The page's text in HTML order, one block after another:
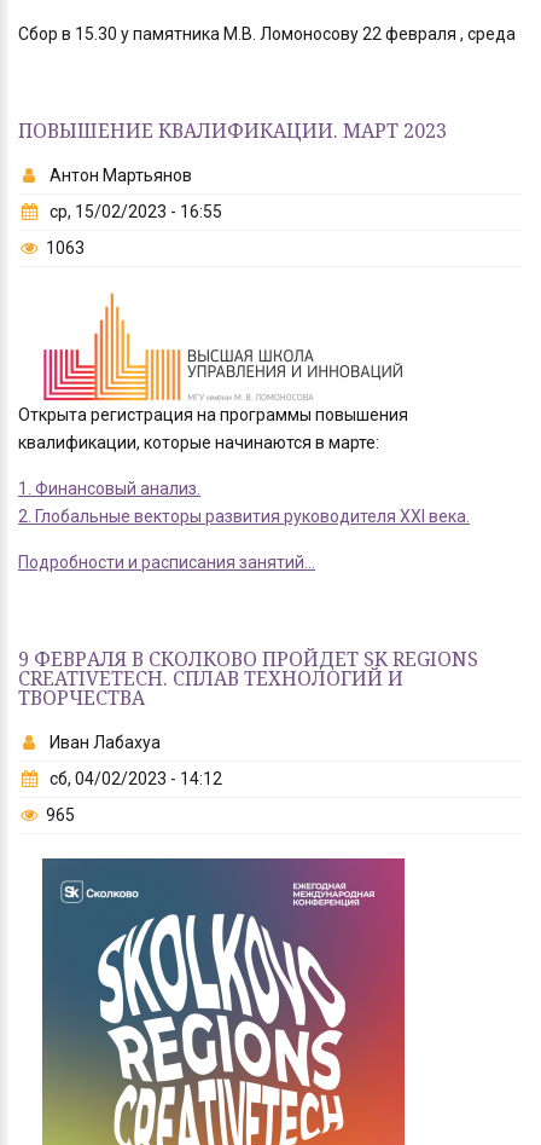
Сбор в 15.30 у памятника М.В. Ломоносову 22 февраля , среда
ПОВЫШЕНИЕ КВАЛИФИКАЦИИ. МАРТ 2023
Антон Мартьянов
ср, 15/02/2023 - 16:55
1063
Открыта регистрация на программы повышения
квалификации, которые начинаются в марте:
1. Финансовый анализ.
2. Глобальные векторы развития руководителя XXI века.
Подробности и расписания занятий...
9 ФЕВРАЛЯ В СКОЛКОВО ПРОЙДЕТ SK REGIONS
CREATIVETECH. СПЛАВ ТЕХНОЛОГИЙ И
ТВОРЧЕСТВА
Иван Лабахуа
сб, 04/02/2023 - 14:12
965